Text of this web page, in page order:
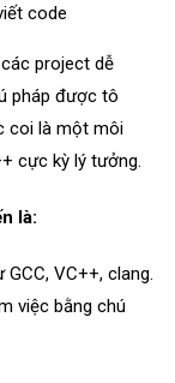
code
project dễ
pháp được tô
coi là một môi
cực kỳ lý tưởng.
là:
VC++, clang.
việc bằng chú